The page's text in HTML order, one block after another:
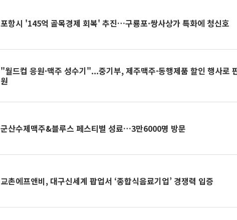
포항시 '145억 골목경제 회복' 추진…구룡포·쌍사상가 특화에 청신호
"월드컵 응원·맥주 성수기"...중기부, 제주맥주·동행제품 할인 행사로
원
군산수제맥주&블루스 페스티벌 성료…3만6000명 방문
교촌에프앤비, 대구신세계 팝업서 ‘종합식음료기업’ 경쟁력 입증